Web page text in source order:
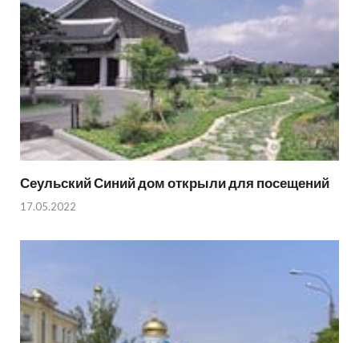
Сеульский Синий дом открыли для посещений
17.05.2022